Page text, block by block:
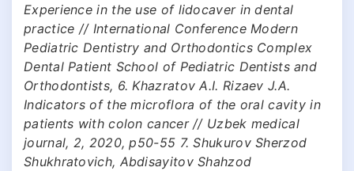
Experience in the use of lidocaver in dental
practice // International Conference Modern
Pediatric Dentistry and Orthodontics Complex
Dental Patient School of Pediatric Dentists and
Orthodontists, 6. Khazratov A.I. Rizaev J.A.
Indicators of the microflora of the oral cavity in
patients with colon cancer // Uzbek medical
journal, 2, 2020, p50-55 7. Shukurov Sherzod
Shukhratovich, Abdisayitov Shahzod